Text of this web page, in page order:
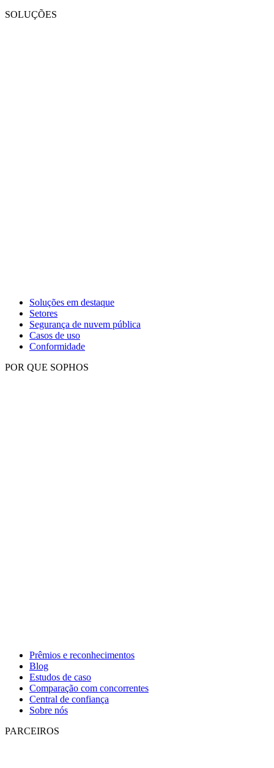
SOLUÇÕES
Soluções em destaque
Setores
Segurança de nuvem pública
Casos de uso
Conformidade
POR QUE SOPHOS
Prêmios e reconhecimentos
Blog
Estudos de caso
Comparação com concorrentes
Central de confiança
Sobre nós
PARCEIROS